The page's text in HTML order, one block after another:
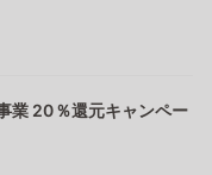
業 20％還元キャンペー